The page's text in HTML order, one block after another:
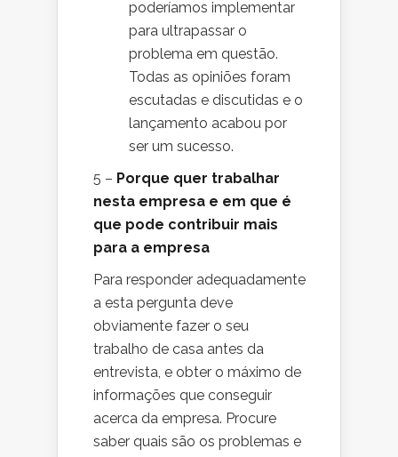
poderíamos implementar
para ultrapassar o
problema em questão.
Todas as opiniões foram
escutadas e discutidas e o
lançamento acabou por
ser um sucesso.
5 – Porque quer trabalhar
nesta empresa e em que é
que pode contribuir mais
para a empresa
Para responder adequadamente
a esta pergunta deve
obviamente fazer o seu
trabalho de casa antes da
entrevista, e obter o máximo de
informações que conseguir
acerca da empresa. Procure
saber quais são os problemas e